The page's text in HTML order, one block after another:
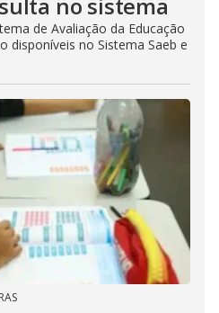
de Avaliação da Educação
disponíveis no Sistema Saeb e